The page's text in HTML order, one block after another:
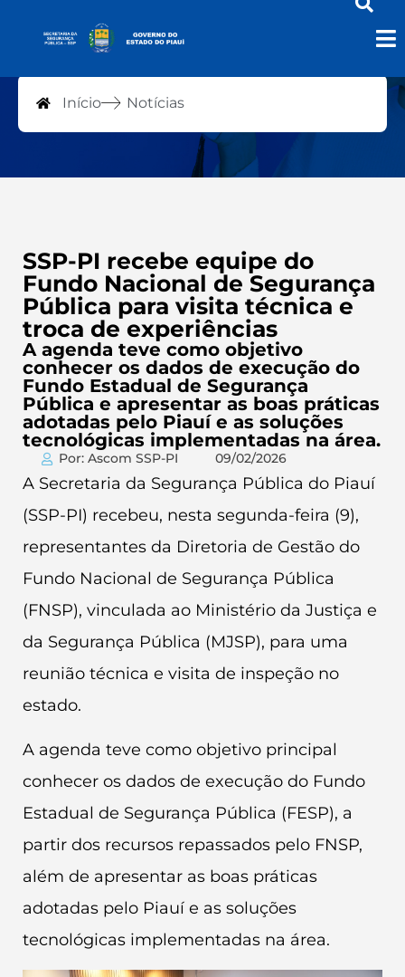
Notícias
Início Notícias
SSP-PI recebe equipe do
Fundo Nacional de Segurança
Pública para visita técnica e
troca de experiências
A agenda teve como objetivo
conhecer os dados de execução do
Fundo Estadual de Segurança
Pública e apresentar as boas práticas
adotadas pelo Piauí e as soluções
tecnológicas implementadas na área.
Por: Ascom SSP-PI 09/02/2026
A Secretaria da Segurança Pública do Piauí
(SSP-PI) recebeu, nesta segunda-feira (9),
representantes da Diretoria de Gestão do
Fundo Nacional de Segurança Pública
(FNSP), vinculada ao Ministério da Justiça e
da Segurança Pública (MJSP), para uma
reunião técnica e visita de inspeção no
estado.
A agenda teve como objetivo principal
conhecer os dados de execução do Fundo
Estadual de Segurança Pública (FESP), a
partir dos recursos repassados pelo FNSP,
além de apresentar as boas práticas
adotadas pelo Piauí e as soluções
tecnológicas implementadas na área.